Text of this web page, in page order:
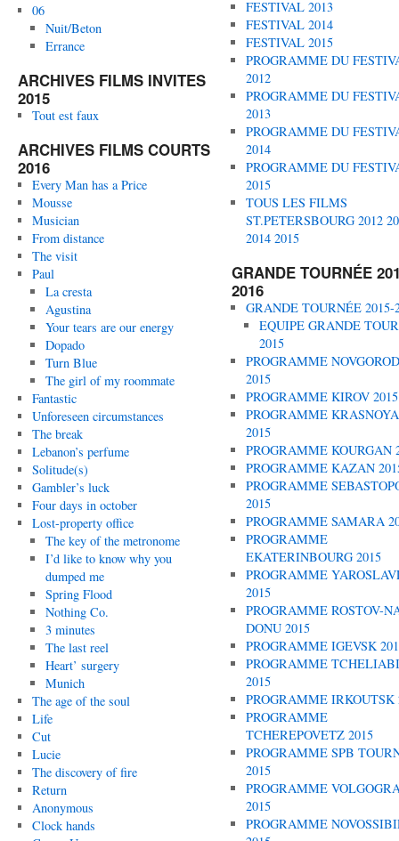
06
Nuit/Beton
Errance
ARCHIVES FILMS INVITES
2015
Tout est faux
ARCHIVES FILMS COURTS
2016
Every Man has a Price
Mousse
Musician
From distance
The visit
Paul
La cresta
Agustina
Your tears are our energy
Dopado
Turn Blue
The girl of my roommate
Fantastic
Unforeseen circumstances
The break
Lebanon’s perfume
Solitude(s)
Gambler’s luck
Four days in october
Lost-property office
The key of the metronome
I’d like to know why you
dumped me
Spring Flood
Nothing Co.
3 minutes
The last reel
Heart’ surgery
Munich
The age of the soul
Life
Cut
Lucie
The discovery of fire
Return
Anonymous
Clock hands
FESTIVAL 2013
FESTIVAL 2014
FESTIVAL 2015
PROGRAMME DU
2012
PROGRAMME DU
2013
PROGRAMME DU
2014
PROGRAMME DU
2015
TOUS LES FILMS
ST.PETERSBOURG 2012
2014 2015
GRANDE TOURNÉE
2016
GRANDE TOURNÉE 2015-
EQUIPE GRANDE
2015
PROGRAMME NOVGOROD
2015
PROGRAMME KIROV 2015
PROGRAMME
2015
PROGRAMME KOURGAN
PROGRAMME KAZAN
PROGRAMME
2015
PROGRAMME SAMARA
PROGRAMME
EKATERINBOURG 2015
PROGRAMME
2015
PROGRAMME ROSTOV-
DONU 2015
PROGRAMME IGEVSK
PROGRAMME
2015
PROGRAMME IRKOUTSK
PROGRAMME
TCHEREPOVETZ 2015
PROGRAMME SPB
2015
PROGRAMME
2015
PROGRAMME